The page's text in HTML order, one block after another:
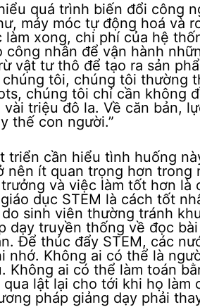
quá trình biến đổi công
máy móc tự động hoá và
làm xong, chi phí của hệ
công nhân để vận hành
vật tư thô để tạo ra sản
tôi, chúng tôi thường
chúng tôi chỉ cần không
triệu đô la. Về căn bản,
thế con người.”
triển cần hiểu tình huống
nên ít quan trọng hơn
và việc làm tốt hơn
dục STEM là cách tốt
sinh viên thường tránh
dạy truyền thống về đọc
Để thúc đẩy STEM, các
nhớ. Không ai có thể là
Không ai có thể làm toán
lật lại cho tới khi họ
pháp giảng dạy phải